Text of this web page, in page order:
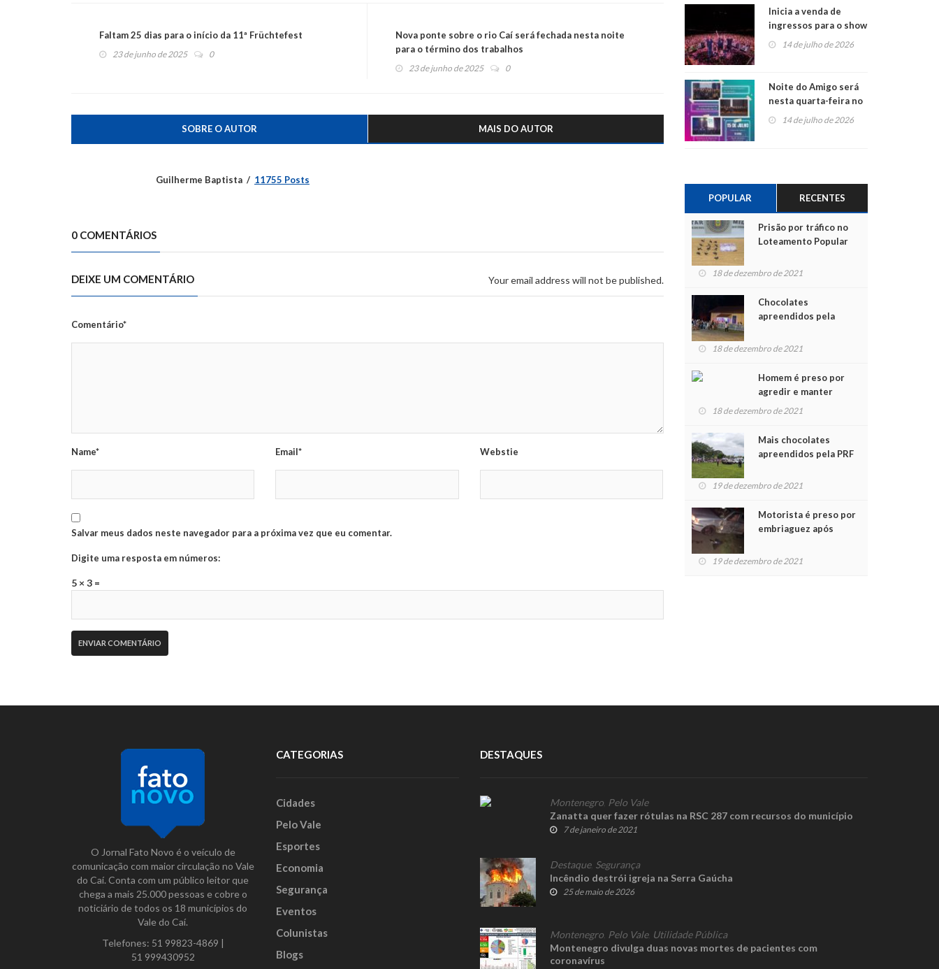
Faltam 25 dias para o início da 11ª Früchtefest
23 de junho de 2025 0
Nova ponte sobre o rio Caí será fechada nesta noite
para o término dos trabalhos
23 de junho de 2025 0
SOBRE O AUTOR MAIS DO AUTOR
Guilherme Baptista 11755 Posts
0 COMENTÁRIOS
DEIXE UM COMENTÁRIO Your email address will not be published.
Comentário*
Name* Email* Webstie
Salvar meus dados neste navegador para a próxima vez que eu comentar.
Digite uma resposta em números:
5 × 3 =
Inicia a venda de
ingressos para o show
do Jota Quest nos 45
anos da Sicredi Ouro
14 de julho de 2026
Noite do Amigo será
nesta quarta-feira no
Centro de Cultura de
14 de julho de 2026
POPULAR RECENTES
Prisão por tráfico no
Loteamento Popular
18 de dezembro de 2021
Chocolates
apreendidos pela
para crianças na
18 de dezembro de 2021
Homem é preso por
agredir e manter
mulher em cárcere
18 de dezembro de 2021
Mais chocolates
apreendidos pela PRF
crianças no Natal
19 de dezembro de 2021
Motorista é preso por
embriaguez após
feridos
19 de dezembro de 2021
O Jornal Fato Novo é o veículo de
comunicação com maior circulação no Vale
do Caí. Conta com um público leitor que
chega a mais 25.000 pessoas e cobre o
noticiário de todos os 18 municípios do
Vale do Caí.
Telefones: 51 99823-4869 |
51 999430952
CATEGORIAS
Cidades
Pelo Vale
Esportes
Economia
Segurança
Eventos
Colunistas
Blogs
DESTAQUES
Montenegro Pelo Vale
Zanatta quer fazer rótulas na RSC 287 com recursos do município
7 de janeiro de 2021
Destaque, Segurança
Incêndio destrói igreja na Serra Gaúcha
25 de maio de 2026
Montenegro Pelo Vale, Utilidade Pública
Montenegro divulga duas novas mortes de pacientes com
coronavírus